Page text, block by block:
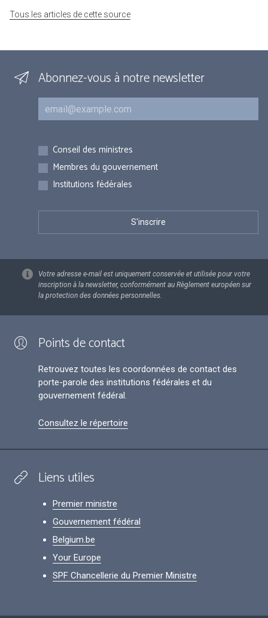
Tous les articles de cette source
Abonnez-vous à notre newsletter
Courriel
Inscriptions
Conseil des ministres
Membres du gouvernement
Institutions fédérales
Votre adresse e-mail est uniquement conservée et utilisée pour votre
inscription à la newsletter, conformément au Règlement européen sur
la protection des données personnelles.
Points de contact
Retrouvez toutes les coordonnées de contact des
porte-parole des institutions fédérales et du
gouvernement fédéral.
Consultez le répertoire
Liens utiles
Premier ministre
Gouvernement fédéral
Belgium.be
Your Europe
SPF Chancellerie du Premier Ministre